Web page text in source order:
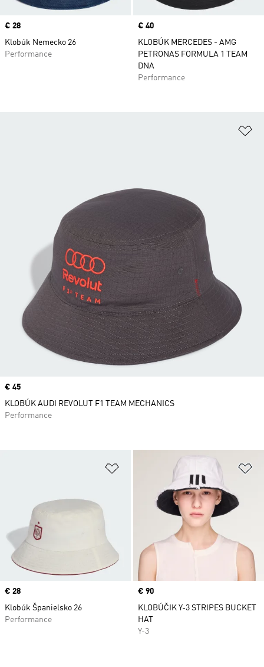
Price
€ 28
Klobúk Nemecko 26
Performance
Price
€ 40
KLOBÚK MERCEDES - AMG
PETRONAS FORMULA 1 TEAM
DNA
Performance
Pridať do zoznamu želaných
Price
€ 28
Klobúk Španielsko 26
Performance
Price
€ 90
KLOBÚČIK Y-3 STRIPES BUCKET
HAT
Y-3
Price
€ 45
KLOBÚK AUDI REVOLUT F1 TEAM MECHANICS
Performance